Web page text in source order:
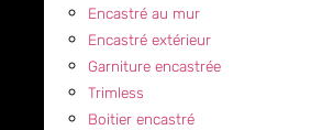
Encastré au mur
Encastré extérieur
Garniture encastrée
Trimless
Boitier encastré